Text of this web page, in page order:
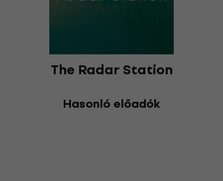
The Radar Station
Hasonló előadók